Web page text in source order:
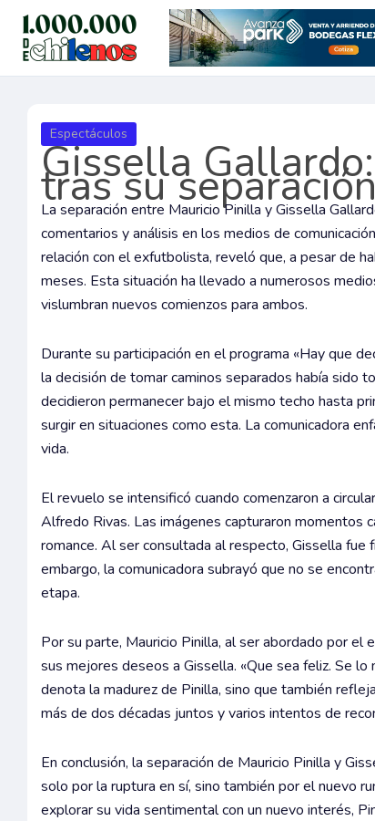
contenido
Espectáculos
Gissella
tras su
La separación entre Mauricio Pinilla y Gissella
comentarios y análisis en los medios de
relación con el exfutbolista, reveló que, a pesar de
meses. Esta situación ha llevado a numerosos
vislumbran nuevos comienzos para ambos.
Durante su participación en el programa «Hay que
la decisión de tomar caminos separados había sido
decidieron permanecer bajo el mismo techo hasta
surgir en situaciones como esta. La comunicadora
vida.
El revuelo se intensificó cuando comenzaron a
Alfredo Rivas. Las imágenes capturaron momentos
romance. Al ser consultada al respecto, Gissella fue
embargo, la comunicadora subrayó que no se
etapa.
Por su parte, Mauricio Pinilla, al ser abordado por el
sus mejores deseos a Gissella. «Que sea feliz. Se
denota la madurez de Pinilla, sino que también
más de dos décadas juntos y varios intentos de
En conclusión, la separación de Mauricio Pinilla y
solo por la ruptura en sí, sino también por el nuevo
explorar su vida sentimental con un nuevo interés,